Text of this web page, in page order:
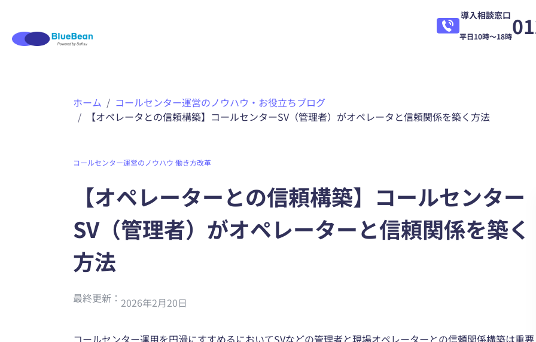
導入相談窓口
平日10時～18時
ホーム
コールセンター運営のノウハウ・お役立ちブログ
【オペレータとの信頼構築】コールセンターSV（管理者）がオペレータと信頼関係を築く方法
コールセンター運営のノウハウ 働き方改革
【オペレーターとの信頼構築】コールセンター
SV（管理者）がオペレーターと信頼関係を築く
方法
最終更新： 2026年2月20日